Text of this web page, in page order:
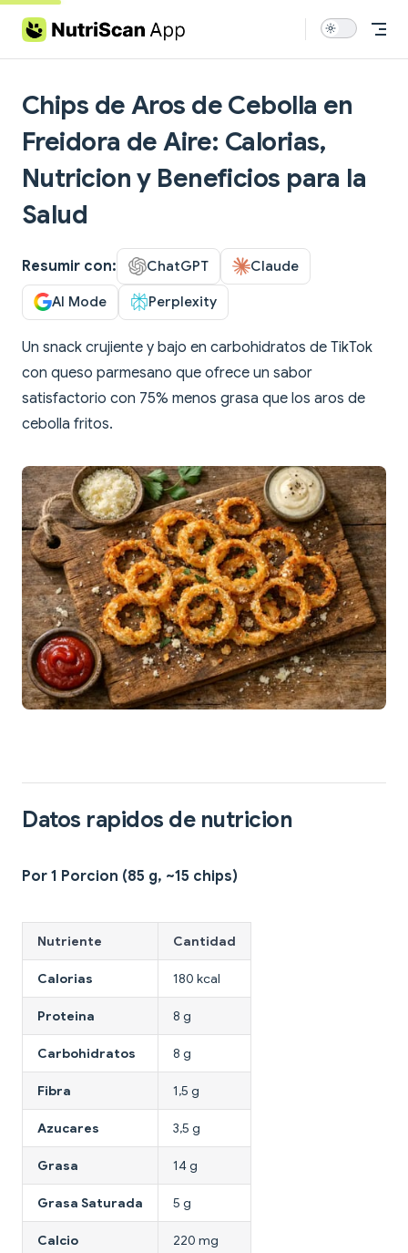
Skip to content
Chips de Aros de Cebolla en
Freidora de Aire: Calorias,
Nutricion y Beneficios para la
Salud
Resumir con: ChatGPT Claude
AI Mode Perplexity
Un snack crujiente y bajo en carbohidratos de TikTok
con queso parmesano que ofrece un sabor
satisfactorio con 75% menos grasa que los aros de
cebolla fritos.
Datos rapidos de nutricion
Por 1 Porcion (85 g, ~15 chips)
Nutriente Cantidad
Calorias 180 kcal
Proteina 8 g
Carbohidratos 8 g
Fibra 1,5 g
Azucares 3,5 g
Grasa 14 g
Grasa Saturada 5 g
Calcio 220 mg